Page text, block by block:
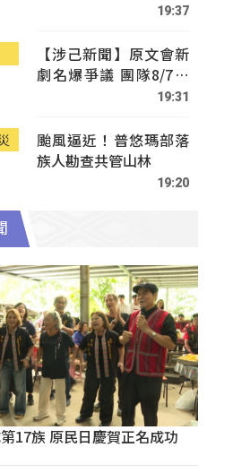
19:37
【涉己新聞】原文會新
劇名爆爭議 團隊8/7赴
19:31
颱風逼近！普悠瑪部落
族人勘查共管山林
19:20
17族 原民日慶賀正名成功